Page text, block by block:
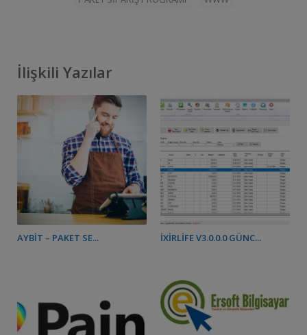
İlişkili Yazılar
AYBIT – PAKET SE... IXIRLIFE V3.0.0.0 GÜNC...